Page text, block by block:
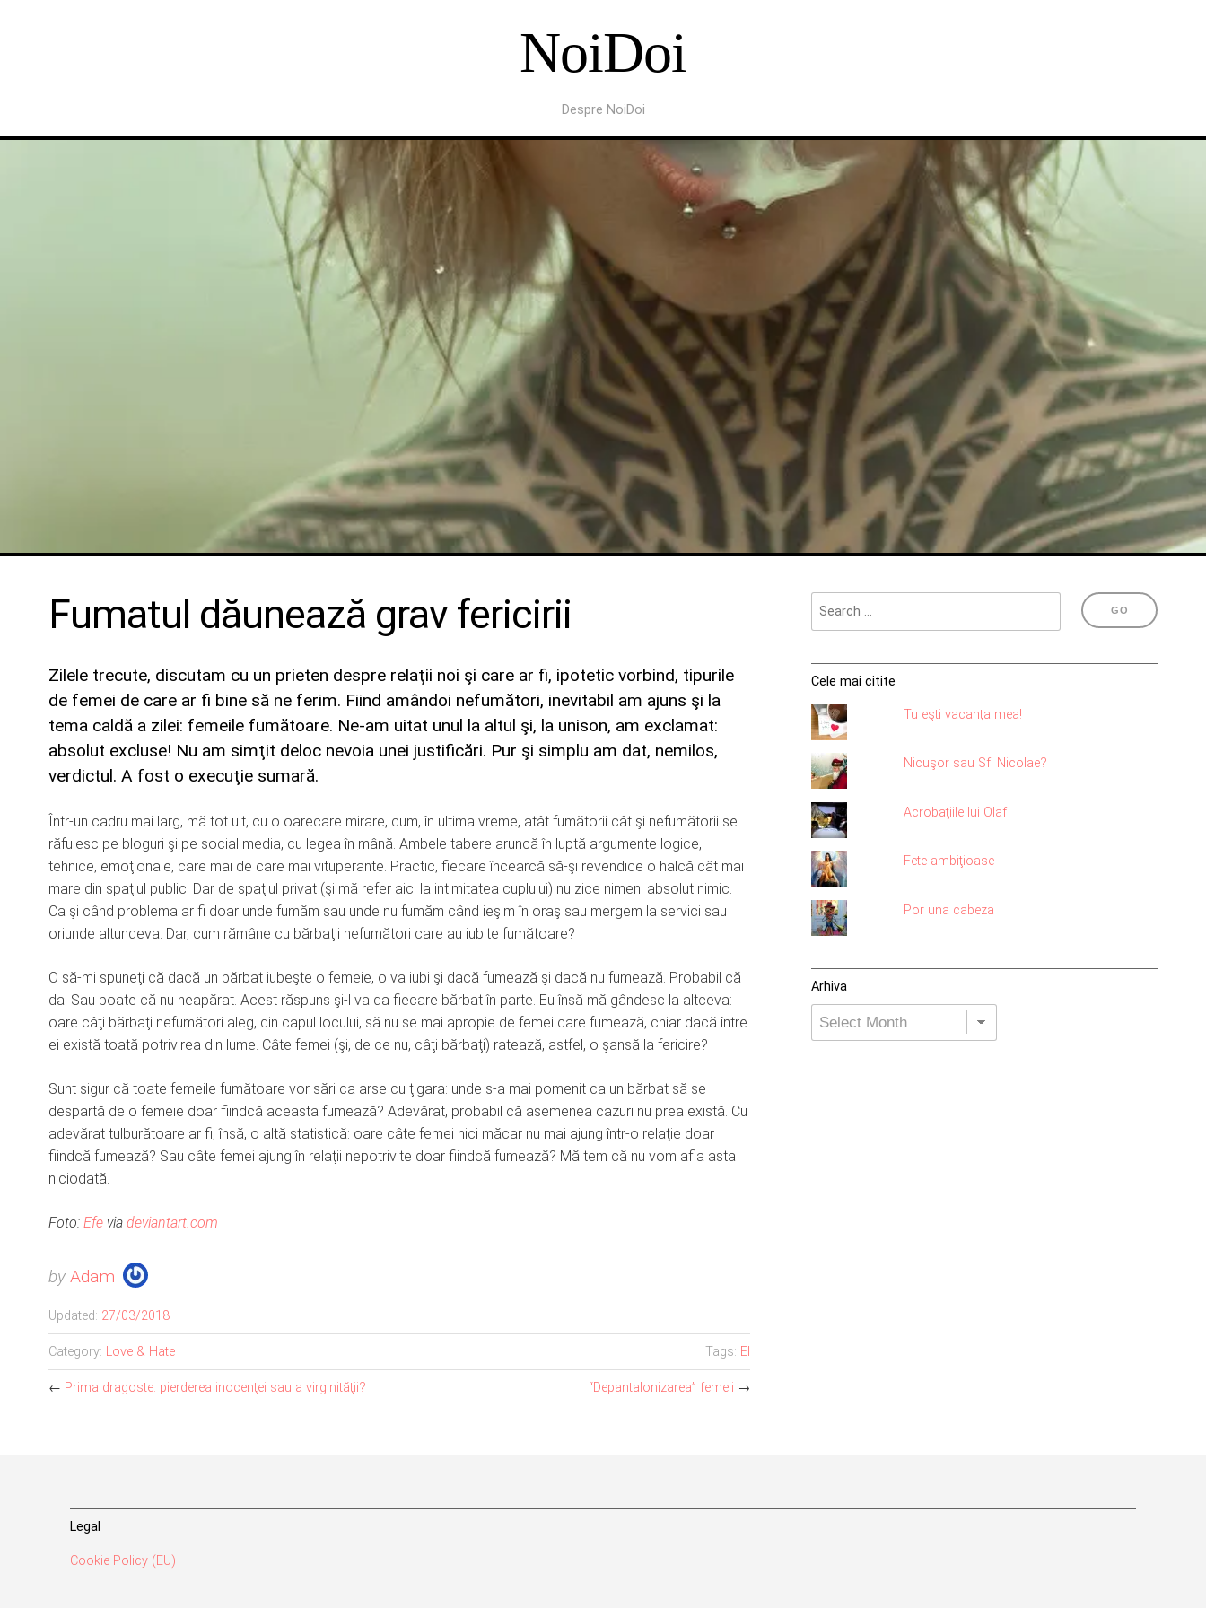
NoiDoi
Despre NoiDoi
Fumatul dăunează grav fericirii
Zilele trecute, discutam cu un prieten despre relaţii noi şi care ar fi, ipotetic vorbind, tipurile
de femei de care ar fi bine să ne ferim. Fiind amândoi nefumători, inevitabil am ajuns şi la
tema caldă a zilei: femeile fumătoare. Ne-am uitat unul la altul şi, la unison, am exclamat:
absolut excluse! Nu am simţit deloc nevoia unei justificări. Pur şi simplu am dat, nemilos,
verdictul. A fost o execuţie sumară.
Într-un cadru mai larg, mă tot uit, cu o oarecare mirare, cum, în ultima vreme, atât fumătorii cât şi nefumătorii se
răfuiesc pe bloguri şi pe social media, cu legea în mână. Ambele tabere aruncă în luptă argumente logice,
tehnice, emoţionale, care mai de care mai vituperante. Practic, fiecare încearcă să-şi revendice o halcă cât mai
mare din spaţiul public. Dar de spaţiul privat (şi mă refer aici la intimitatea cuplului) nu zice nimeni absolut nimic.
Ca şi când problema ar fi doar unde fumăm sau unde nu fumăm când ieşim în oraş sau mergem la servici sau
oriunde altundeva. Dar, cum rămâne cu bărbaţii nefumători care au iubite fumătoare?
O să-mi spuneţi că dacă un bărbat iubeşte o femeie, o va iubi şi dacă fumează şi dacă nu fumează. Probabil că
da. Sau poate că nu neapărat. Acest răspuns şi-l va da fiecare bărbat în parte. Eu însă mă gândesc la altceva:
oare câţi bărbaţi nefumători aleg, din capul locului, să nu se mai apropie de femei care fumează, chiar dacă între
ei există toată potrivirea din lume. Câte femei (şi, de ce nu, câţi bărbaţi) ratează, astfel, o şansă la fericire?
Sunt sigur că toate femeile fumătoare vor sări ca arse cu ţigara: unde s-a mai pomenit ca un bărbat să se
despartă de o femeie doar fiindcă aceasta fumează? Adevărat, probabil că asemenea cazuri nu prea există. Cu
adevărat tulburătoare ar fi, însă, o altă statistică: oare câte femei nici măcar nu mai ajung într-o relaţie doar
fiindcă fumează? Sau câte femei ajung în relaţii nepotrivite doar fiindcă fumează? Mă tem că nu vom afla asta
niciodată.
Foto: Efevia deviantart.com
by Adam
Updated: 27/03/2018
Category: Love & Hate Tags: El
← Prima dragoste: pierderea inocenţei sau a virginităţii? “Depantalonizarea” femeii →
Cele mai citite
Tu eşti vacanţa mea!
Nicuşor sau Sf. Nicolae?
Acrobaţiile lui Olaf
Fete ambiţioase
Por una cabeza
Arhiva
Arhiva
Legal
Cookie Policy (EU)